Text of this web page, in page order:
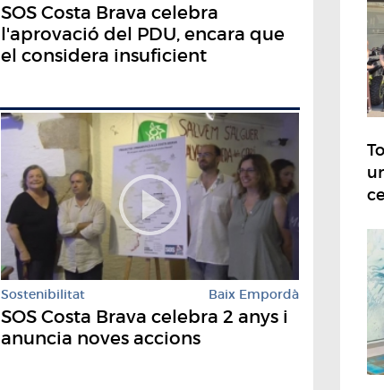
SOS Costa Brava celebra
l'aprovació del PDU, encara que
el considera insuficient
Sostenibilitat Baix Empordà
SOS Costa Brava celebra 2 anys i
anuncia noves accions